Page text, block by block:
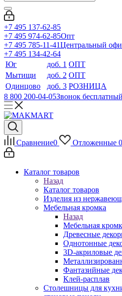
+7 495 137-62-85
+7 495 974-62-85Опт
+7 495 785-11-41Центральный
+7 495 134-42-64
Юг
доб. 1 ОПТ
Мытищи
доб. 2 ОПТ
Одинцово
доб. 3 РОЗНИЦА
8 800 200-04-05Звонок
Сравнение0 Отложенные 0
Каталог товаров
Назад
Каталог товаров
Изделия из
Мебельная кромка
Назад
Мебельная
Древесные
Однотонные
3D-акриловые
Фантазийные
Клей-расплав
Столешницы для